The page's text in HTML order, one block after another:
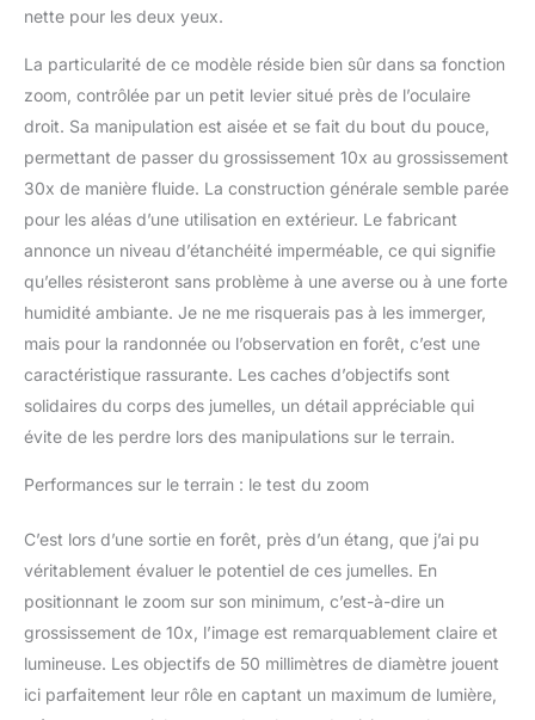
les concerts, les activités
de plein air, l'observation
la chasse, le tir à l'arc, la
randonnée, le camping,
la navigation de
plaisance, le tir à la cible
et les sports nautiques
【SATISFACTION
CLIENT GARANTIE】Si
vous n'êtes pas satisfait
de l'un de nos produits,
veuillez nous contacter
dès que possible et nous
vous fournirons un
service client satisfaisant
nette pour les deux yeux.
La particularité de ce modèle réside bien sûr dans sa fonction
zoom, contrôlée par un petit levier situé près de l’oculaire
droit. Sa manipulation est aisée et se fait du bout du pouce,
permettant de passer du grossissement 10x au grossissement
30x de manière fluide. La construction générale semble parée
pour les aléas d’une utilisation en extérieur. Le fabricant
annonce un niveau d’étanchéité imperméable, ce qui signifie
qu’elles résisteront sans problème à une averse ou à une forte
humidité ambiante. Je ne me risquerais pas à les immerger,
mais pour la randonnée ou l’observation en forêt, c’est une
caractéristique rassurante. Les caches d’objectifs sont
solidaires du corps des jumelles, un détail appréciable qui
évite de les perdre lors des manipulations sur le terrain.
Performances sur le terrain : le test du zoom
C’est lors d’une sortie en forêt, près d’un étang, que j’ai pu
véritablement évaluer le potentiel de ces jumelles. En
positionnant le zoom sur son minimum, c’est-à-dire un
grossissement de 10x, l’image est remarquablement claire et
lumineuse. Les objectifs de 50 millimètres de diamètre jouent
ici parfaitement leur rôle en captant un maximum de lumière,